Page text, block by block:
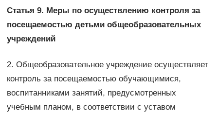
Статья 9. Меры по осуществлению контроля за
посещаемостью детьми общеобразовательных
учреждений
2. Общеобразовательное учреждение осуществляет
контроль за посещаемостью обучающимися,
воспитанниками занятий, предусмотренных
учебным планом, в соответствии с уставом